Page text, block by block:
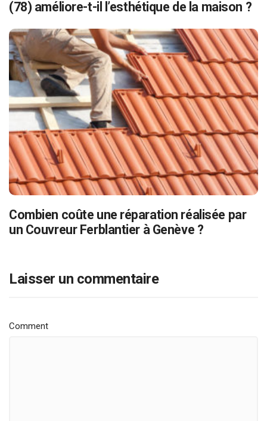
(78) améliore-t-il l’esthétique de la maison ?
Combien coûte une réparation réalisée par
un Couvreur Ferblantier à Genève ?
Laisser un commentaire
Comment